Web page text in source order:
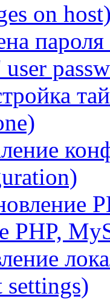
on
пароля
PHP,
settings)